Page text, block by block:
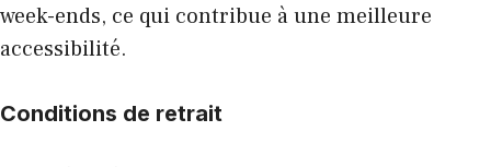
week-ends, ce qui contribue à une meilleure
accessibilité.
Conditions de retrait